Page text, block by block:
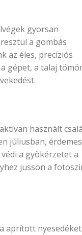
gyorsan
a gombás
az éles, precíziós
gépet, a talaj
használt
júliusban,
a gyökérzetet a
jusson a
aprított nyesedéket